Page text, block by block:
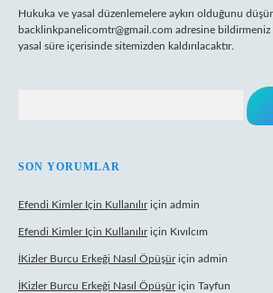
Hukuka ve yasal düzenlemelere aykırı olduğunu
backlinkpanelicomtr@gmail.com adresine
yasal süre içerisinde sitemizden kaldırılacaktır.
SON YORUMLAR
Efendi Kimler Için Kullanılıriçin admin
Efendi Kimler Için Kullanılıriçin Kıvılcım
İKizler Burcu Erkeği Nasıl Öpüşüriçin admin
İKizler Burcu Erkeği Nasıl Öpüşüriçin Tayfun